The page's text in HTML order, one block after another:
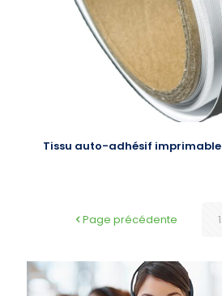
Tissu auto-adhésif imprimable
Page précédente 1